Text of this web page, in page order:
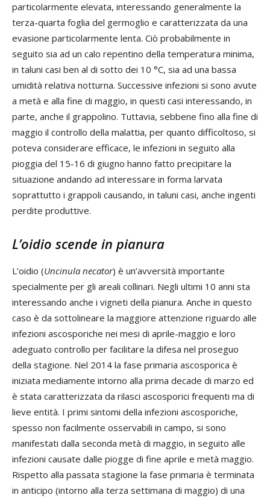
particolarmente elevata, interessando generalmente la
terza-quarta foglia del germoglio e caratterizzata da una
evasione particolarmente lenta. Ciò probabilmente in
seguito sia ad un calo repentino della temperatura minima,
in taluni casi ben al di sotto dei 10 °C, sia ad una bassa
umidità relativa notturna. Successive infezioni si sono avute
a metà e alla fine di maggio, in questi casi interessando, in
parte, anche il grappolino. Tuttavia, sebbene fino alla fine di
maggio il controllo della malattia, per quanto difficoltoso, si
poteva considerare efficace, le infezioni in seguito alla
pioggia del 15-16 di giugno hanno fatto precipitare la
situazione andando ad interessare in forma larvata
soprattutto i grappoli causando, in taluni casi, anche ingenti
perdite produttive.
L’oidio scende in pianura
L’oidio (Uncinula necator) è un’avversità importante
specialmente per gli areali collinari. Negli ultimi 10 anni sta
interessando anche i vigneti della pianura. Anche in questo
caso è da sottolineare la maggiore attenzione riguardo alle
infezioni ascosporiche nei mesi di aprile-maggio e loro
adeguato controllo per facilitare la difesa nel proseguo
della stagione. Nel 2014 la fase primaria ascosporica è
iniziata mediamente intorno alla prima decade di marzo ed
è stata caratterizzata da rilasci ascosporici frequenti ma di
lieve entità. I primi sintomi della infezioni ascosporiche,
spesso non facilmente osservabili in campo, si sono
manifestati dalla seconda metà di maggio, in seguito alle
infezioni causate dalle piogge di fine aprile e metà maggio.
Rispetto alla passata stagione la fase primaria è terminata
in anticipo (intorno alla terza settimana di maggio) di una